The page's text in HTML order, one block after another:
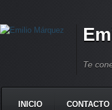
Te
INICIO CONTACTO